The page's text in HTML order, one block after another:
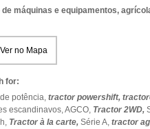
máquinas e equipamentos,
Ver no Mapa
for:
de potência, tractor powershift,
escandinavos,AGCO, Tractor 2WD,
Tractor à la carte, Série A, tractor